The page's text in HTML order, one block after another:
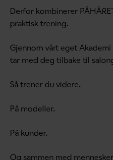
Derfor kombinerer
praktisk trening.
Gjennom vårt eget
tar med deg tilbake til
Så trener du videre.
På modeller.
På kunder.
Og sammen med